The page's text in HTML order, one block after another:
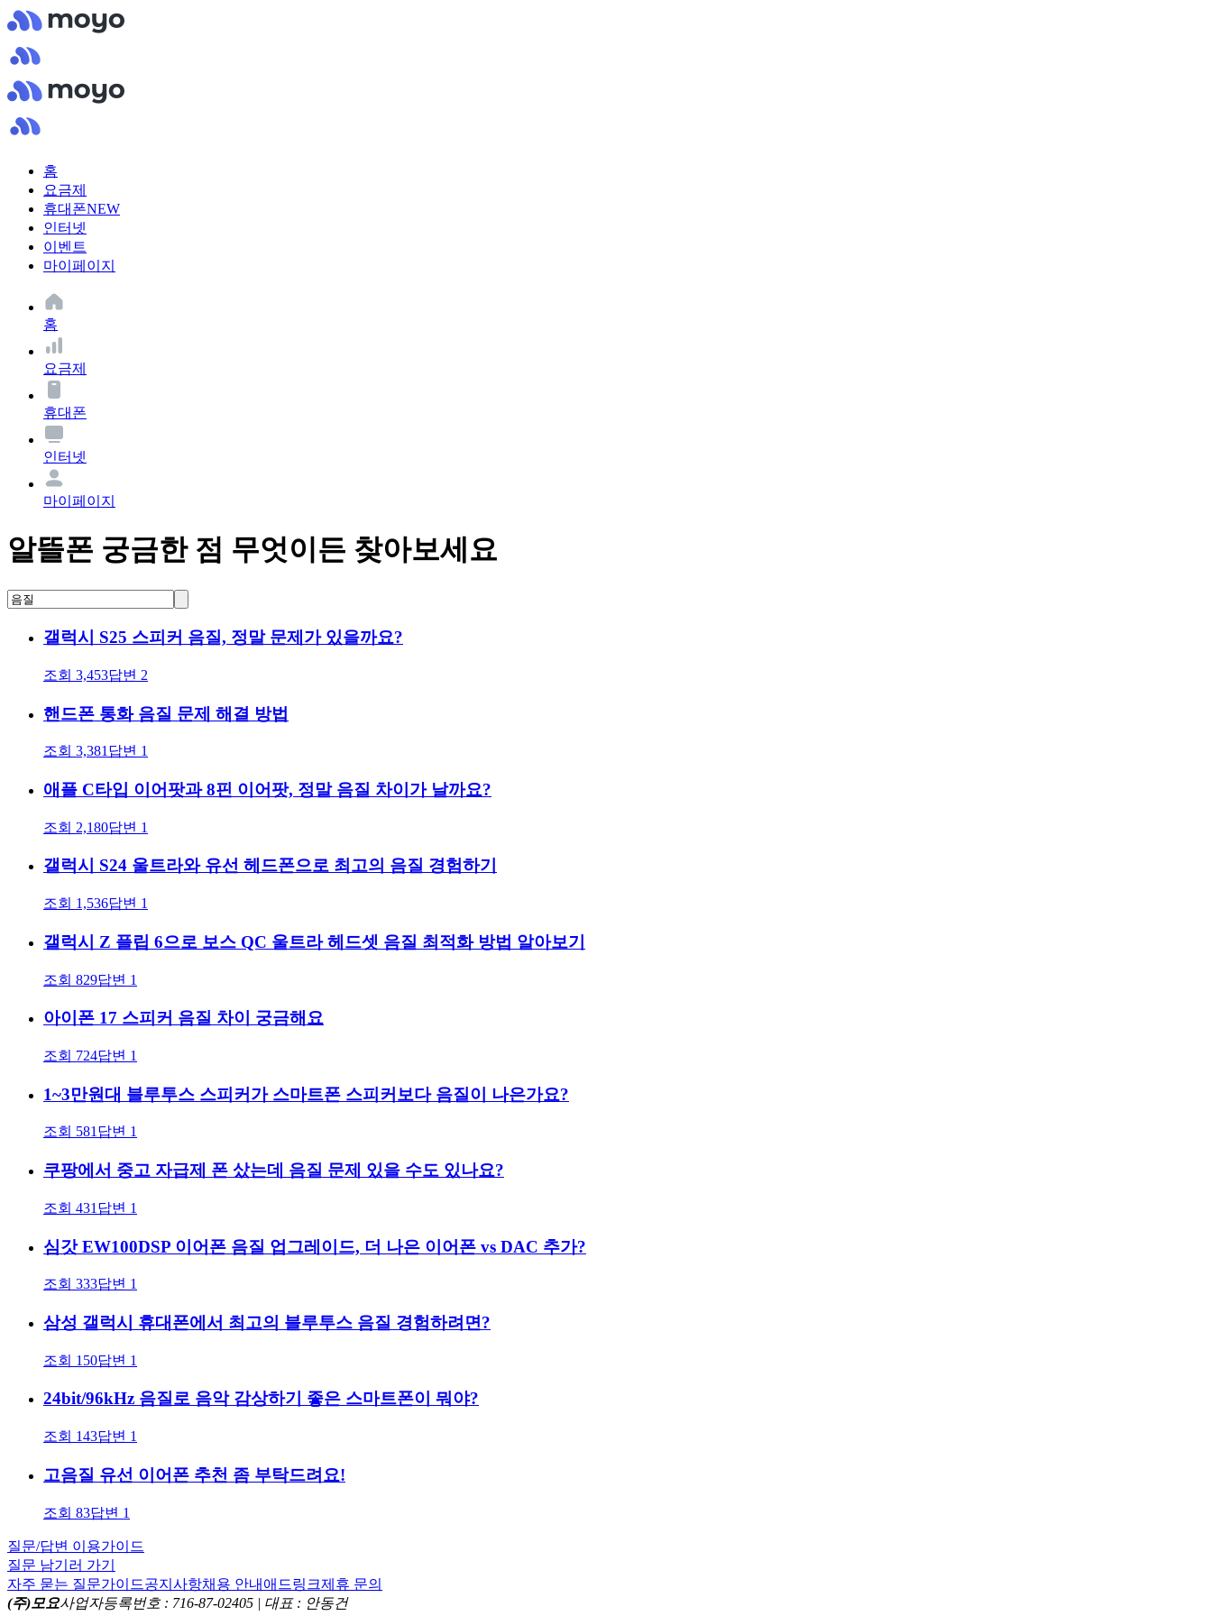
홈
요금제
휴대폰NEW
인터넷
이벤트
마이페이지
홈
요금제
휴대폰
인터넷
마이페이지
알뜰폰 궁금한 점 무엇이든 찾아보세요
갤럭시 S25 스피커 음질, 정말 문제가 있을까요?
조회 3,453답변 2
핸드폰 통화 음질 문제 해결 방법
조회 3,381 답변 1
애플 C타입 이어팟과 8핀 이어팟, 정말 음질 차이가 날까요?
조회 2,180답변 1
갤럭시 S24 울트라와 유선 헤드폰으로 최고의 음질 경험하기
조회 1,536답변 1
갤럭시 Z 플립 6으로 보스 QC 울트라 헤드셋 음질 최적화 방법 알아보기
조회 829답변 1
아이폰 17 스피커 음질 차이 궁금해요
조회 724답변 1
1~3만원대 블루투스 스피커가 스마트폰 스피커보다 음질이 나은가요?
조회 581답변 1
쿠팡에서 중고 자급제 폰 샀는데 음질 문제 있을 수도 있나요?
조회 431 답변 1
심갓 EW100DSP 이어폰 음질 업그레이드, 더 나은 이어폰 vs DAC 추가?
조회 333답변 1
삼성 갤럭시 휴대폰에서 최고의 블루투스 음질 경험하려면?
조회 150답변 1
24bit/96kHz 음질로 음악 감상하기 좋은 스마트폰이 뭐야?
조회 143답변 1
고음질 유선 이어폰 추천 좀 부탁드려요!
조회 83답변 1
질문/답변 이용가이드
질문 남기러 가기
자주 묻는 질문가이드공지사항채용 안내 애드링크제휴 문의
(주)모요사업자등록번호 : 716-87-02405 | 대표 : 안동건